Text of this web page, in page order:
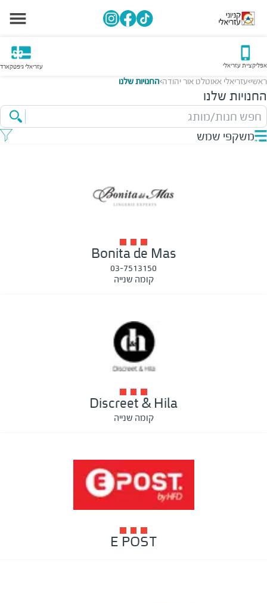
אפליקציית עזריאלי עזריאלי גיפטקארד
ראשי>עזריאלי אאוטלט אור יהודה>החנויות שלנו
החנויות שלנו
חפש חנות/מותג
משקפי שמש
Bonita de Mas
03-7513150
קומה שנייה
Discreet & Hila
קומה שנייה
E POST